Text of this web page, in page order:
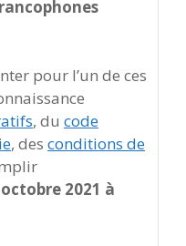
pour l’un de ces
, du code
, des conditions de
2021 à